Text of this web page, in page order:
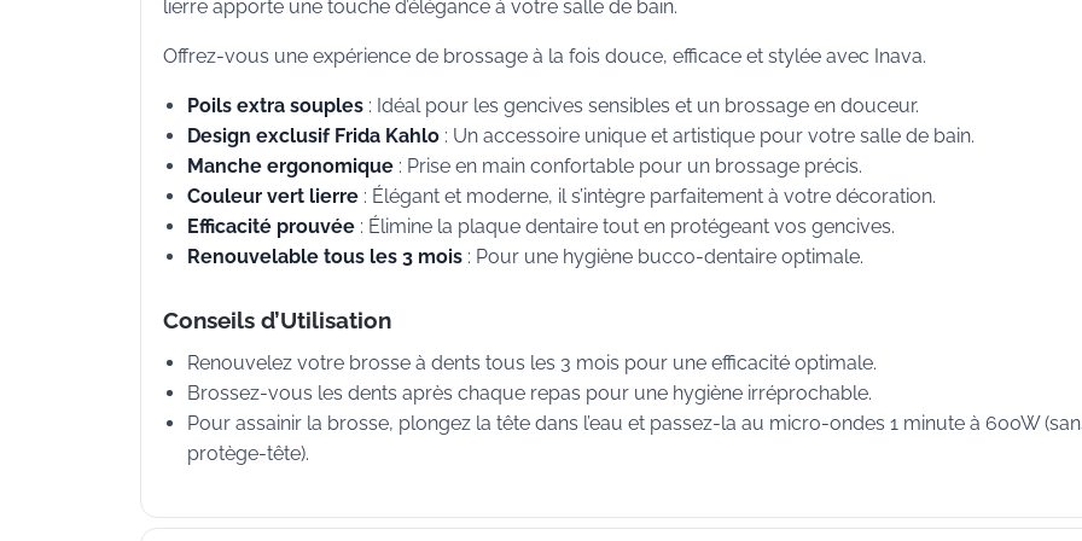
lierre apporte une touche d’élégance à votre salle de bain.
Offrez-vous une expérience de brossage à la fois douce, efficace et stylée avec Inava.
Poils extra souples : Idéal pour les gencives sensibles et un brossage en douceur.
Design exclusif Frida Kahlo : Un accessoire unique et artistique pour votre salle de bain.
Manche ergonomique : Prise en main confortable pour un brossage précis.
Couleur vert lierre : Élégant et moderne, il s’intègre parfaitement à votre décoration.
Efficacité prouvée : Élimine la plaque dentaire tout en protégeant vos gencives.
Renouvelable tous les 3 mois : Pour une hygiène bucco-dentaire optimale.
Conseils d’Utilisation
Renouvelez votre brosse à dents tous les 3 mois pour une efficacité optimale.
Brossez-vous les dents après chaque repas pour une hygiène irréprochable.
Pour assainir la brosse, plongez la tête dans l’eau et passez-la au micro-ondes 1 minute à 600W
protège-tête).